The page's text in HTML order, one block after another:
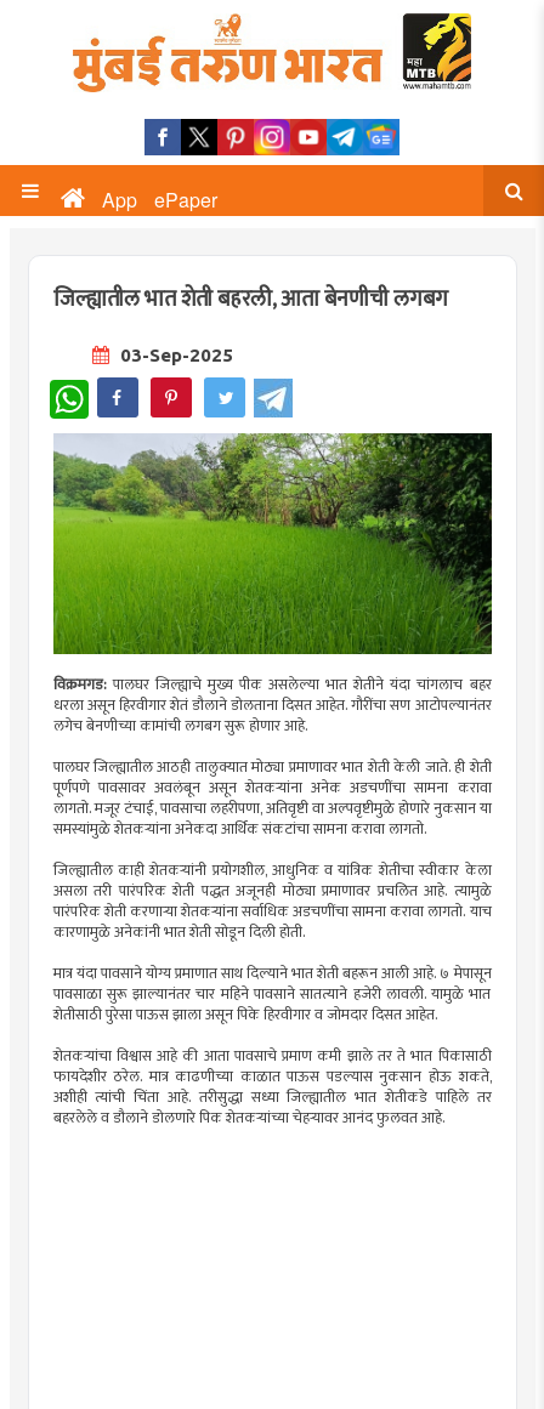
App ePaper
जिल्ह्यातील भात शेती बहरली, आता बेनणीची लगबग
03-Sep-2025
WhatsApp
विक्रमगड:पालघर जिल्ह्याचे मुख्य पीक असलेल्या भात शेतीने यंदा चांगलाच बहर
धरला असून हिरवीगार शेतं डौलाने डोलताना दिसत आहेत. गौरींचा सण आटोपल्यानंतर
लगेच बेनणीच्या कामांची लगबग सुरू होणार आहे.
पालघर जिल्ह्यातील आठही तालुक्यात मोठ्या प्रमाणावर भात शेती केली जाते. ही शेती
पूर्णपणे पावसावर अवलंबून असून शेतकऱ्यांना अनेक अडचणींचा सामना करावा
लागतो. मजूर टंचाई, पावसाचा लहरीपणा, अतिवृष्टी वा अल्पवृष्टीमुळे होणारे नुकसान या
समस्यांमुळे शेतकऱ्यांना अनेकदा आर्थिक संकटांचा सामना करावा लागतो.
जिल्ह्यातील काही शेतकऱ्यांनी प्रयोगशील, आधुनिक व यांत्रिक शेतीचा स्वीकार केला
असला तरी पारंपरिक शेती पद्धत अजूनही मोठ्या प्रमाणावर प्रचलित आहे. त्यामुळे
पारंपरिक शेती करणाऱ्या शेतकऱ्यांना सर्वाधिक अडचणींचा सामना करावा लागतो. याच
कारणामुळे अनेकांनी भात शेती सोडून दिली होती.
मात्र यंदा पावसाने योग्य प्रमाणात साथ दिल्याने भात शेती बहरून आली आहे. ७ मेपासून
पावसाळा सुरू झाल्यानंतर चार महिने पावसाने सातत्याने हजेरी लावली. यामुळे भात
शेतीसाठी पुरेसा पाऊस झाला असून पिके हिरवीगार व जोमदार दिसत आहेत.
शेतकऱ्यांचा विश्वास आहे की आता पावसाचे प्रमाण कमी झाले तर ते भात पिकासाठी
फायदेशीर ठरेल. मात्र काढणीच्या काळात पाऊस पडल्यास नुकसान होऊ शकते,
अशीही त्यांची चिंता आहे. तरीसुद्धा सध्या जिल्ह्यातील भात शेतीकडे पाहिले तर
बहरलेले व डौलाने डोलणारे पिक शेतकऱ्यांच्या चेहऱ्यावर आनंद फुलवत आहे.